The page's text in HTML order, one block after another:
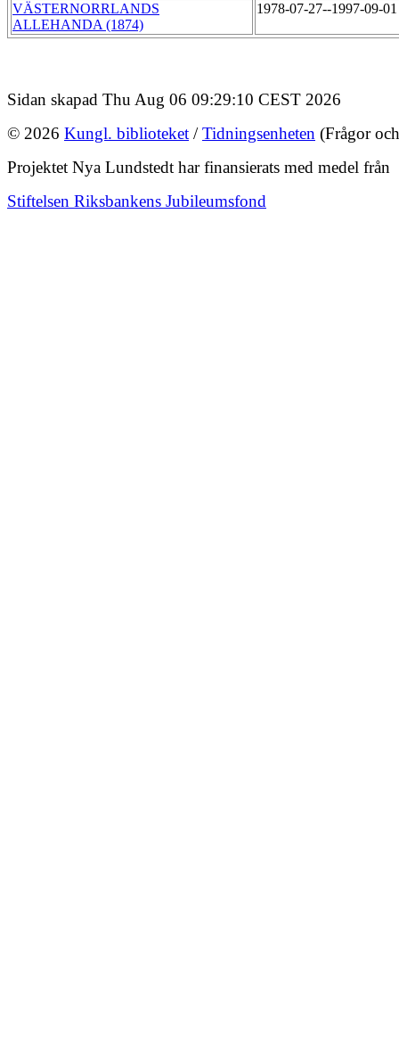
VÄSTERNORRLANDS
ALLEHANDA (1874)
1978-07-27--1997-09-
Sidan skapad Thu Aug 06 09:29:10 CEST 2026
© 2026 Kungl. biblioteket /Tidningsenheten (Frågor
Projektet Nya Lundstedt har finansierats med medel från
Stiftelsen Riksbankens Jubileumsfond